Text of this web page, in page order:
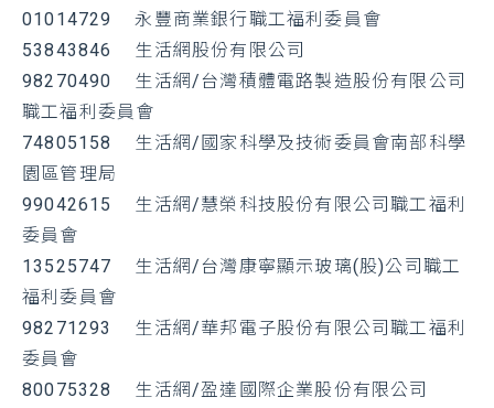
01014729 永豐商業銀行職工福利委員會
53843846
生活網股份有限公司
98270490
生活網/台灣積體電路製造股份有限公司
職工福利委員會
74805158
生活網/國家科學及技術委員會南部科學
園區管理局
99042615
生活網/慧榮科技股份有限公司職工福利
委員會
13525747
生活網/台灣康寧顯示玻璃(股)公司職工
福利委員會
98271293
生活網/華邦電子股份有限公司職工福利
委員會
80075328
生活網/盈達國際企業股份有限公司